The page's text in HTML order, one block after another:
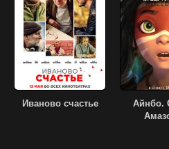
Иваново счастье
Айнбо.